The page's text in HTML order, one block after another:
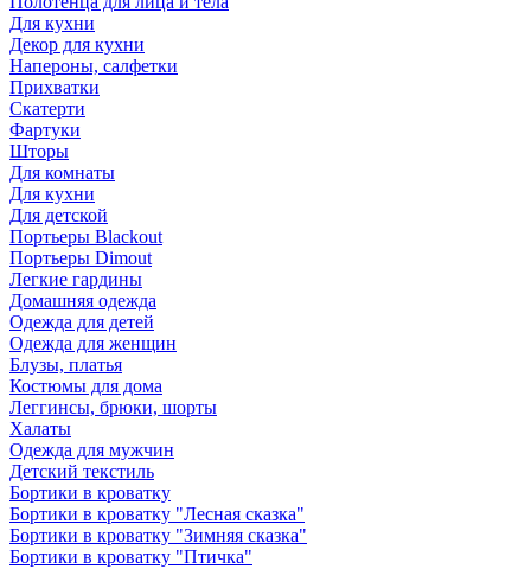
Для кухни
Декор для кухни
Напероны, салфетки
Прихватки
Скатерти
Фартуки
Шторы
Для комнаты
Для кухни
Для детской
Портьеры Blackout
Портьеры Dimout
Легкие гардины
Домашняя одежда
Одежда для детей
Одежда для женщин
Блузы, платья
Костюмы для дома
Леггинсы, брюки, шорты
Халаты
Одежда для мужчин
Детский текстиль
Бортики в кроватку
Бортики в кроватку "Лесная сказка"
Бортики в кроватку "Зимняя сказка"
Бортики в кроватку "Птичка"